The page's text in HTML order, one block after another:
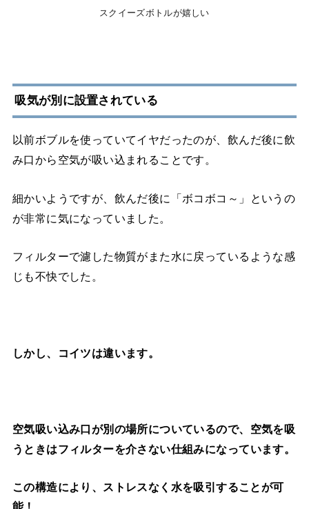
スクイーズボトルが嬉しい
吸気が別に設置されている
以前ボブルを使っていてイヤだったのが、飲んだ後に飲
み口から空気が吸い込まれることです。
細かいようですが、飲んだ後に「ボコボコ～」というの
が非常に気になっていました。
フィルターで濾した物質がまた水に戻っているような感
じも不快でした。
しかし、コイツは違います。
空気吸い込み口が別の場所についているので、空気を吸
うときはフィルターを介さない仕組みになっています。
この構造により、ストレスなく水を吸引することが可
能！